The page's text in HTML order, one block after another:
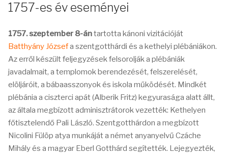
1757-es év eseményei
1757. szeptember 8-ántartotta kánoni vizitációját
Batthyány Józsefa szentgotthárdi és a kethelyi plébániákon.
Az erről készült feljegyzések felsorolják a plébániák
javadalmait, a templomok berendezését, felszerelését,
elöljáróit, a bábaasszonyok és iskola működését. Mindkét
plébánia a ciszterci apát (Alberik Fritz) kegyurasága alatt állt,
az általa megbízott adminisztrátorok vezették: Kethelyen
főtisztelendő Pali László. Szentgotthárdon a megbízott
Nicolini Fülöp atya munkáját a német anyanyelvű Czáche
Mihály és a magyar Eberl Gotthárd segítették. Lejegyezték,